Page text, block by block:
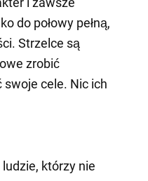
do połowy pełną,
Strzelce są
zrobić
cele. Nic ich
którzy nie